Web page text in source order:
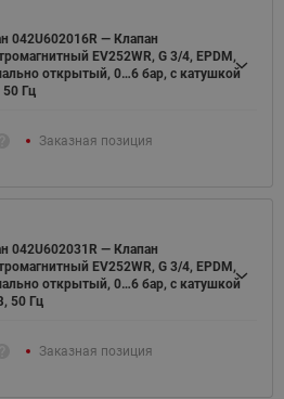
042U602016R — Клапан
EV252WR, G 3/4, EPDM,
открытый, 0…6 бар, с катушкой
Гц
Заказная позиция
042U602031R — Клапан
EV252WR, G 3/4, EPDM,
открытый, 0…6 бар, с катушкой
50 Гц
Заказная позиция